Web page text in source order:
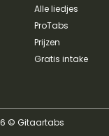
Alle liedjes
ProTabs
Prijzen
Gratis intake
© Gitaartabs